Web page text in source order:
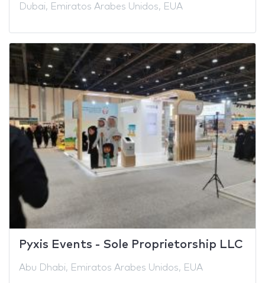
Dubai, Emiratos Arabes Unidos, EUA
Pyxis Events - Sole Proprietorship LLC
Abu Dhabi, Emiratos Arabes Unidos, EUA